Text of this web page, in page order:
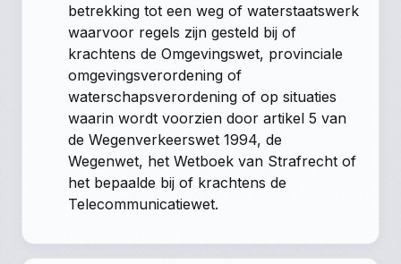
betrekking tot een weg of waterstaatswerk
waarvoor regels zijn gesteld bij of
krachtens de Omgevingswet, provinciale
omgevingsverordening of
waterschapsverordening of op situaties
waarin wordt voorzien door artikel 5 van
de Wegenverkeerswet 1994, de
Wegenwet, het Wetboek van Strafrecht of
het bepaalde bij of krachtens de
Telecommunicatiewet.